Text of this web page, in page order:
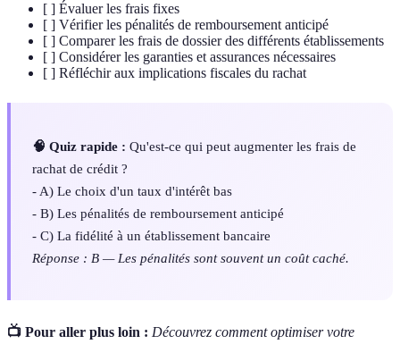
[ ] Évaluer les frais fixes
[ ] Vérifier les pénalités de remboursement anticipé
[ ] Comparer les frais de dossier des différents établissements
[ ] Considérer les garanties et assurances nécessaires
[ ] Réfléchir aux implications fiscales du rachat
🧠 Quiz rapide : Qu'est-ce qui peut augmenter les frais de
rachat de crédit ?
- A) Le choix d'un taux d'intérêt bas
- B) Les pénalités de remboursement anticipé
- C) La fidélité à un établissement bancaire
Réponse : B — Les pénalités sont souvent un coût caché.
📺 Pour aller plus loin : Découvrez comment optimiser votre